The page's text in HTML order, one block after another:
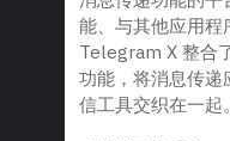
能、与其他应用程
Telegram X 整合
功能，将消息传递
信工具交织在一起。